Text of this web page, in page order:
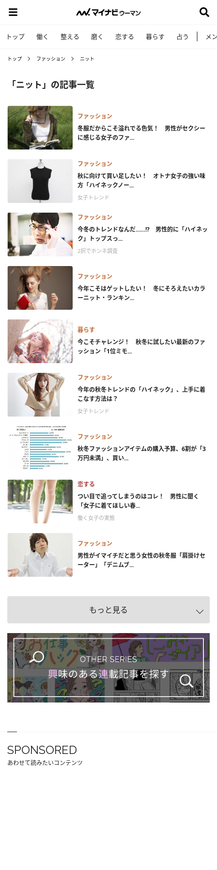
トップ 働く 整える 磨く 恋する 暮らす 占う メ
トップ ファッション ニット
「ニット」の記事一覧
ファッション
冬服だからこそ溢れでる色気！ 男性がセクシー
に感じる女子のファ...
ファッション
秋に向けて買い足したい！ オトナ女子の強い味
方「ハイネックノー...
女子トレンド
ファッション
今冬のトレンドなんだ……!? 男性的に「ハイネッ
ク」トップスっ...
2択でホンネ調査
ファッション
今年こそはゲットしたい！ 冬にそろえたいカラ
ーニット・ランキン...
暮らす
今こそチャレンジ！ 秋冬に試したい最新のファ
ッション「1位ミモ...
ファッション
今年の秋冬トレンドの「ハイネック」、上手に着
こなす方法は？
女子トレンド
ファッション
秋冬ファッションアイテムの購入予算、6割が「3
万円未満」、買い...
恋する
つい目で追ってしまうのはコレ！ 男性に聞く
「女子に着てほしい春...
働く女子の実態
ファッション
男性がイマイチだと思う女性の秋冬服「肩掛けセ
ーター」「デニムブ...
もっと見る
SPONSORED
あわせて読みたいコンテンツ